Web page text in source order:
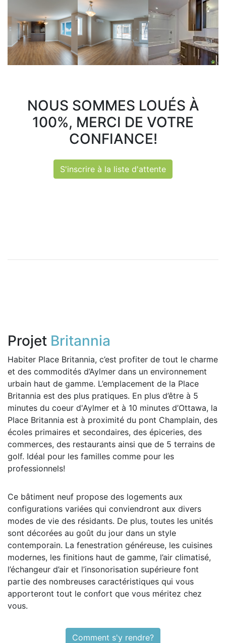
NOUS SOMMES LOUÉS À
100%, MERCI DE VOTRE
CONFIANCE!
S'inscrire à la liste d'attente
Projet Britannia
Habiter Place Britannia, c’est profiter de tout le charme
et des commodités d’Aylmer dans un environnement
urbain haut de gamme. L’emplacement de la Place
Britannia est des plus pratiques. En plus d’être à 5
minutes du coeur d'Aylmer et à 10 minutes d’Ottawa, la
Place Britannia est à proximité du pont Champlain, des
écoles primaires et secondaires, des épiceries, des
commerces, des restaurants ainsi que de 5 terrains de
golf. Idéal pour les familles comme pour les
professionnels!
Ce bâtiment neuf propose des logements aux
configurations variées qui conviendront aux divers
modes de vie des résidants. De plus, toutes les unités
sont décorées au goût du jour dans un style
contemporain. La fenestration généreuse, les cuisines
modernes, les finitions haut de gamme, l’air climatisé,
l’échangeur d’air et l’insonorisation supérieure font
partie des nombreuses caractéristiques qui vous
apporteront tout le confort que vous méritez chez
vous.
Comment s'y rendre?